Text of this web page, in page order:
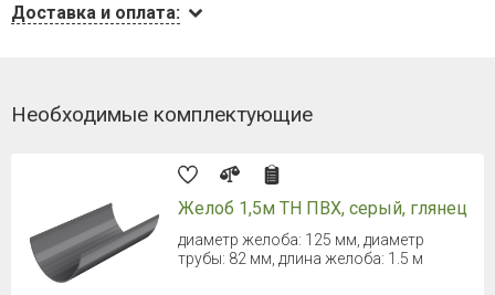
Доставка и оплата:
Необходимые комплектующие
Желоб 1,5м ТН ПВХ, серый, глянец
диаметр желоба: 125 мм, диаметр
трубы: 82 мм, длина желоба: 1.5 м